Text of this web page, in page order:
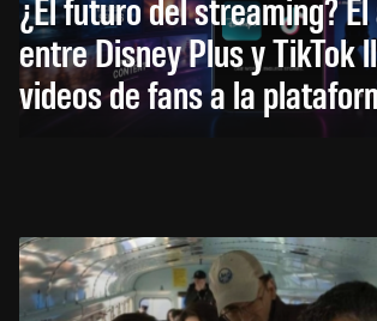
entre Disney Plus y TikTok
videos de fans a la